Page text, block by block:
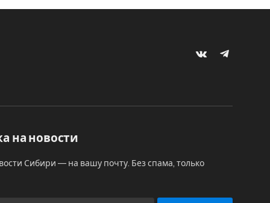
VKontakteTelegram
на новости
Сибири — на вашу почту. Без спама, только